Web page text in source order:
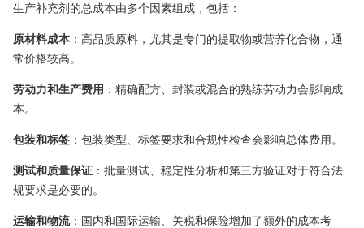
生产补充剂的总成本由多个因素组成，包括：
原材料成本 ：高品质原料，尤其是专门的提取物或营养化合物，通
常价格较高。
劳动力和生产费用 ：精确配方、封装或混合的熟练劳动力会影响成
本。
包装和标签 ：包装类型、标签要求和合规性检查会影响总体费用。
测试和质量保证 ：批量测试、稳定性分析和第三方验证对于符合法
规要求是必要的。
运输和物流：国内和国际运输、关税和保险增加了额外的成本考